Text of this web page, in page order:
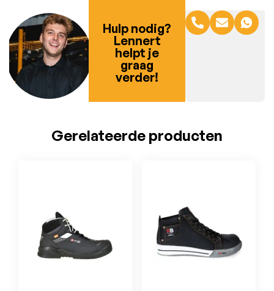
Hulp nodig?
Lennert
helpt je
graag
verder!
Gerelateerde producten